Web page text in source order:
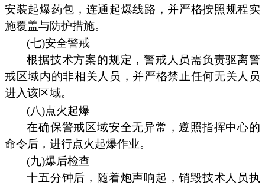
安装起爆药包，连通起爆线路，并严格按照规程实
施覆盖与防护措施。
(七)安全警戒
根据技术方案的规定，警戒人员需负责驱离警
戒区域内的非相关人员，并严格禁止任何无关人员
进入该区域。
(八)点火起爆
在确保警戒区域安全无异常，遵照指挥中心的
命令后，进行点火起爆作业。
(九)爆后检查
十五分钟后，随着炮声响起，销毁技术人员执